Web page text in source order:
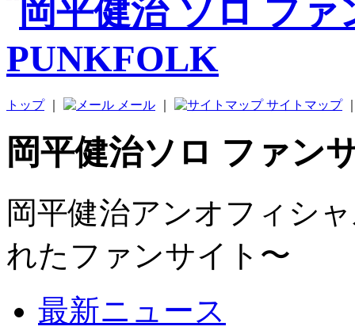
トップ｜ メール サイトマップ
岡平健治ソロ ファン
岡平健治アンオフィシ
れたファンサイト〜
最新ニュース